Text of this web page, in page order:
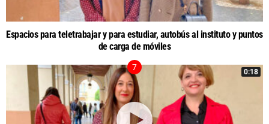
Espacios para teletrabajar y para estudiar, autobús al instituto y puntos
de carga de móviles
0:18